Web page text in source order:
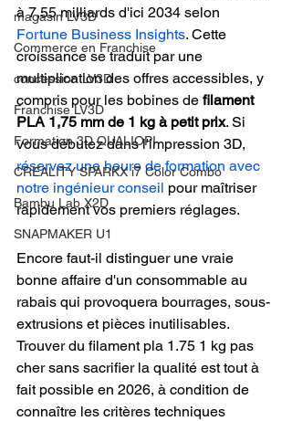
magasin LV3D
Commerce en Franchise
concession LV3D
Franchise LV3D
Formation 3D QUALIOPI
CREALITY SPARKX i7 Color Combo
Bambu Lab X2D
SNAPMAKER U1
à 7,55 milliards d'ici 2034 selon
Fortune Business Insights. Cette
croissance se traduit par une
multiplication des offres accessibles, y
compris pour les bobines de filament
PLA 1,75 mm de 1 kg à petit prix. Si
vous débutez dans l'impression 3D,
réservez une heure de formation avec
notre ingénieur conseil pour maîtriser
rapidement vos premiers réglages.
Encore faut-il distinguer une vraie
bonne affaire d'un consommable au
rabais qui provoquera bourrages, sous-
extrusions et pièces inutilisables.
Trouver du filament pla 1.75 1 kg pas
cher sans sacrifier la qualité est tout à
fait possible en 2026, à condition de
connaître les critères techniques